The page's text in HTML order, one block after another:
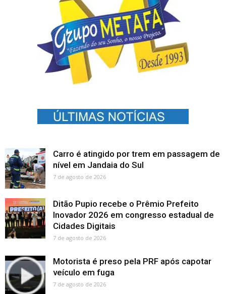
Carro é atingido por trem em passagem de
nível em Jandaia do Sul
7 de agosto de 2026
Ditão Pupio recebe o Prêmio Prefeito
Inovador 2026 em congresso estadual de
Cidades Digitais
7 de agosto de 2026
Motorista é preso pela PRF após capotar
veículo em fuga
7 de agosto de 2026